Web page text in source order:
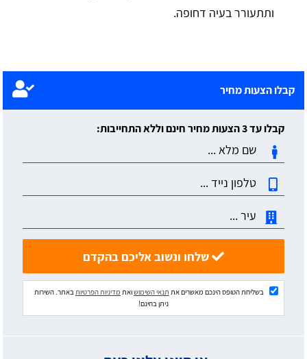
ותתעורר בעיה דחופה.
קבלו הצעות מחיר
קבלו עד 3 הצעות מחיר חינם וללא התחייבות:
בשליחת הטופס הינכם מאשרים את תנאי השימושואת מדיניות הפרטיותבאתר. השירות
ניתן בחינם!